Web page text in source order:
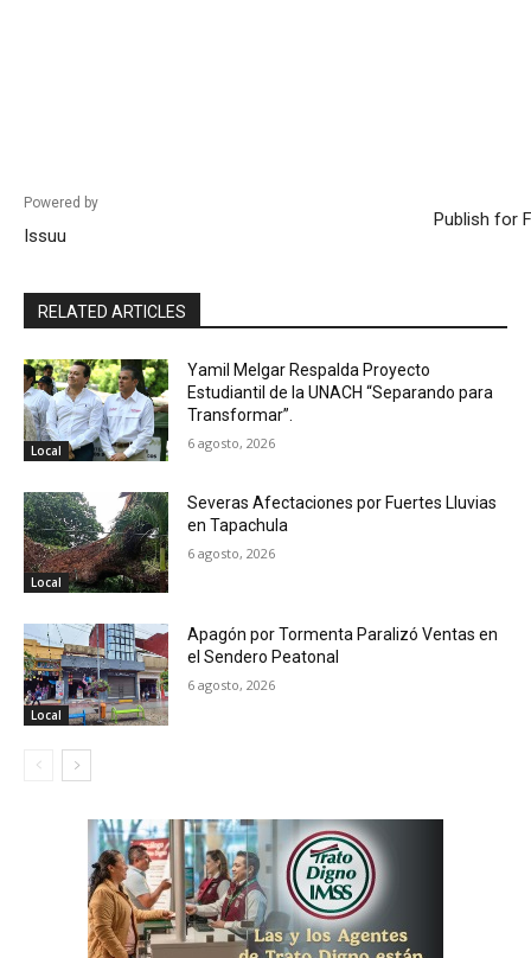
Powered by
Issuu
Publish for
RELATED ARTICLES
Local
Yamil Melgar Respalda Proyecto
Estudiantil de la UNACH “Separando para
Transformar”.
6 agosto, 2026
Local
Severas Afectaciones por Fuertes Lluvias
en Tapachula
6 agosto, 2026
Local
Apagón por Tormenta Paralizó Ventas en
el Sendero Peatonal
6 agosto, 2026